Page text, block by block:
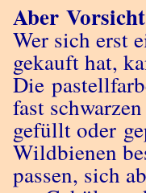
Aber
Wer sich erst
gekauft hat,
Die
fast
gefüllt oder
Wildbienen
passen, sich